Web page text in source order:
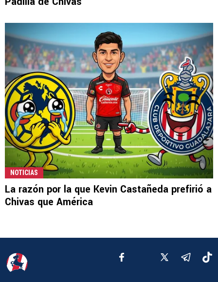
NOTICIAS
La razón por la que Kevin Castañeda prefirió a
Chivas que América